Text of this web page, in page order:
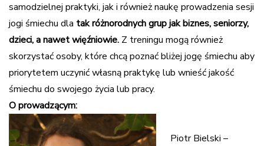
samodzielnej praktyki, jak i również naukę prowadzenia sesji
jogi śmiechu dla tak różnorodnych grup jak biznes, seniorzy,
dzieci, a nawet więźniowie. Z treningu mogą również
skorzystać osoby, które chcą poznać bliżej jogę śmiechu aby
priorytetem uczynić własną praktykę lub wnieść jakość
śmiechu do swojego życia lub pracy.
O prowadzącym:
Piotr Bielski –